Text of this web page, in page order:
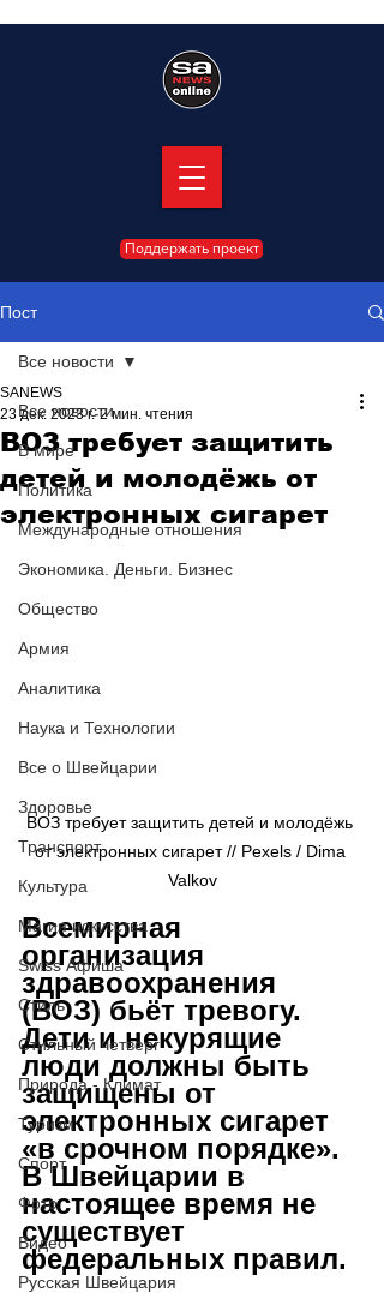
Поддержать проект
Пост
Все новости
В мире
Политика
Международные отношения
Экономика. Деньги. Бизнес
Общество
Армия
Аналитика
Наука и Технологии
Все о Швейцарии
Здоровье
Транспорт
Культура
Магия искусства
Swiss Афиша
Стиль
Стильный четверг
Природа - Климат
Туризм
Спорт
Фото
Видео
Русская Швейцария
Все новости
ВОЗ требует защитить
детей и молодёжь от
электронных сигарет
SANEWS
23 дек. 2023 г. 2 мин. чтения
ВОЗ требует защитить детей и молодёжь
от электронных сигарет // Pexels / Dima
Valkov
Всемирная
организация
здравоохранения
(ВОЗ) бьёт тревогу.
Дети и некурящие
люди должны быть
защищены от
электронных сигарет
«в срочном порядке».
В Швейцарии в
настоящее время не
существует
федеральных правил.